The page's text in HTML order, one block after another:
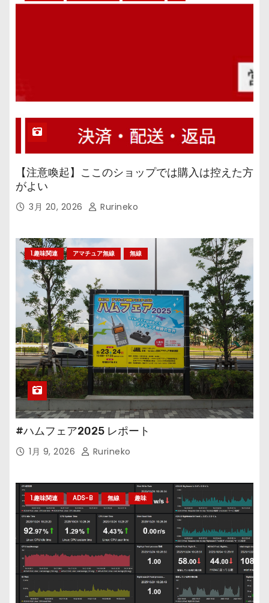
【注意喚起】ここのショップでは購入は控えた方
がよい
3月 20, 2026 Rurineko
1.趣味関連 アマチュア無線 無線
#ハムフェア2025 レポート
1月 9, 2026 Rurineko
1.趣味関連 ADS-B 無線 趣味